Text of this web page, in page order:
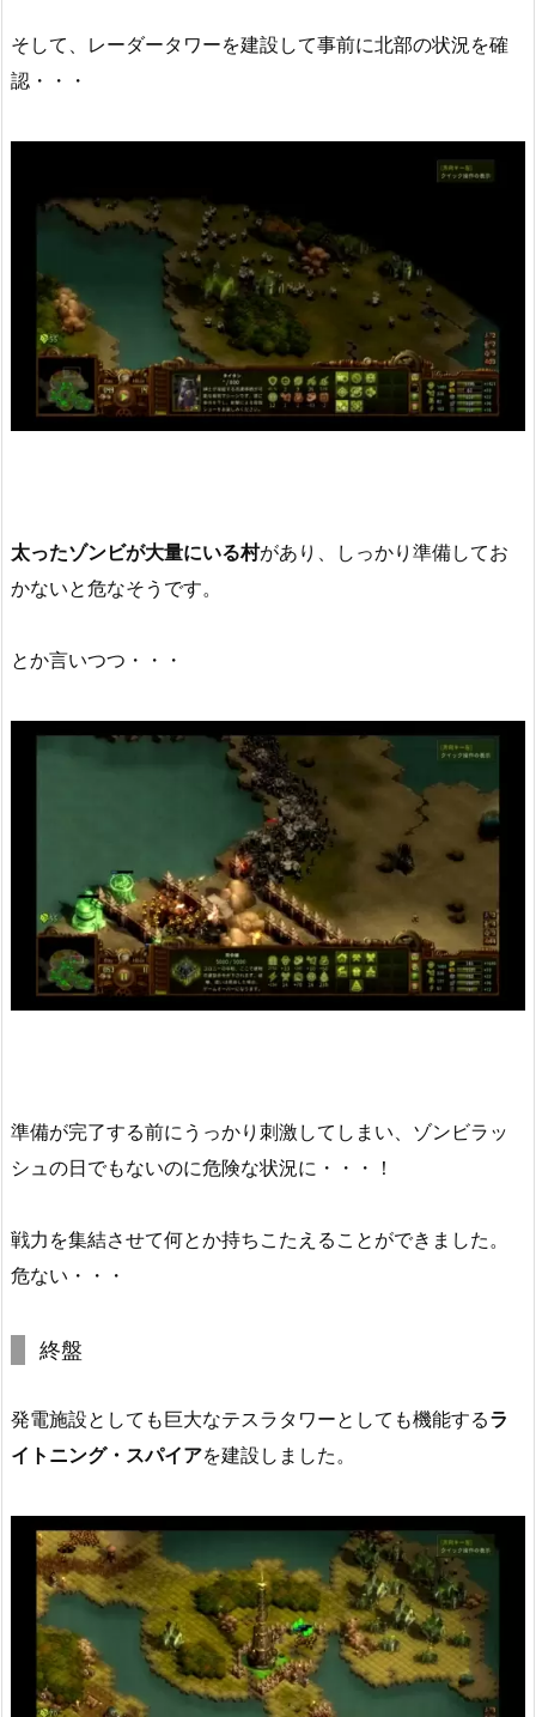
そして、レーダータワーを建設して事前に北部の状況を確
認・・・
太ったゾンビが大量にいる村があり、しっかり準備してお
かないと危なそうです。
とか言いつつ・・・
準備が完了する前にうっかり刺激してしまい、ゾンビラッ
シュの日でもないのに危険な状況に・・・！
戦力を集結させて何とか持ちこたえることができました。
危ない・・・
終盤
発電施設としても巨大なテスラタワーとしても機能するラ
イトニング・スパイアを建設しました。